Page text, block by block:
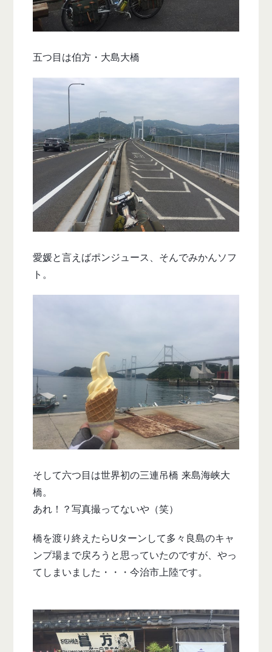
五つ目は伯方・大島大橋
愛媛と言えばポンジュース、そんでみかんソフ
ト。
そして六つ目は世界初の三連吊橋 来島海峡大
橋。
あれ！？写真撮ってないや（笑）
橋を渡り終えたらUターンして多々良島のキャ
ンプ場まで戻ろうと思っていたのですが、やっ
てしまいました・・・今治市上陸です。